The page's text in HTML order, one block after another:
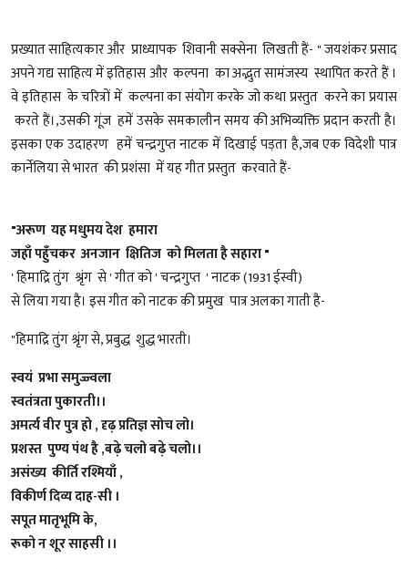
प्रख्यात साहित्यकार और प्राध्यापक शिवानी सक्सेना लिखती हैं- " जयशंकर प्रसाद
अपने गद्य साहित्य में इतिहास और कल्पना का अद्भुत सामंजस्य स्थापित करते हैं ।
वे इतिहास के चरित्रों में कल्पना का संयोग करके जो कथा प्रस्तुत करने का प्रयास
करते हैं।,उसकी गूंज हमें उसके समकालीन समय की अभिव्यक्ति प्रदान करती है।
इसका एक उदाहरण हमें चन्द्रगुप्त नाटक में दिखाई पड़ता है,जब एक विदेशी पात्र
कार्नेलिया से भारत की प्रशंसा में यह गीत प्रस्तुत करवाते हैं-
"अरूण यह मधुमय देश हमारा
जहाँ पहुँचकर अनजान क्षितिज को मिलता है सहारा "
' हिमाद्रि तुंग श्रृंग से ' गीत को ' चन्द्रगुप्त ' नाटक (1931 ईस्वी)
से लिया गया है। इस गीत को नाटक की प्रमुख पात्र अलका गाती है-
"हिमाद्रि तुंग श्रृंग से, प्रबुद्ध शुद्ध भारती।
स्वयं प्रभा समुज्ज्वला
स्वतंत्रता पुकारती।।
अमर्त्य वीर पुत्र हो , दृढ़ प्रतिज्ञ सोच लो।
प्रशस्त पुण्य पंथ है ,बढ़े चलो बढ़े चलो।।
असंख्य कीर्ति रश्मियाँ ,
विकीर्ण दिव्य दाह-सी ।
सपूत मातृभूमि के,
रूको न शूर साहसी ।।